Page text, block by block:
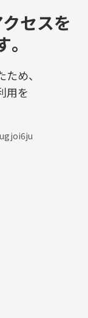
セスを
め、
用を